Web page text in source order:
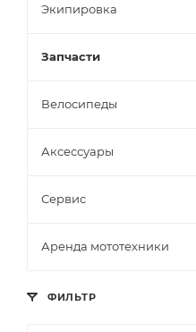
Экипировка
Запчасти
Велосипеды
Аксессуары
Сервис
Аренда мототехники
ФИЛЬТР